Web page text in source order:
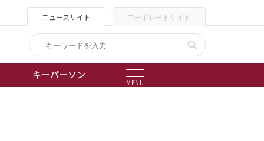
ニュースサイト コーポレートサイト
キーパーソン
MENU